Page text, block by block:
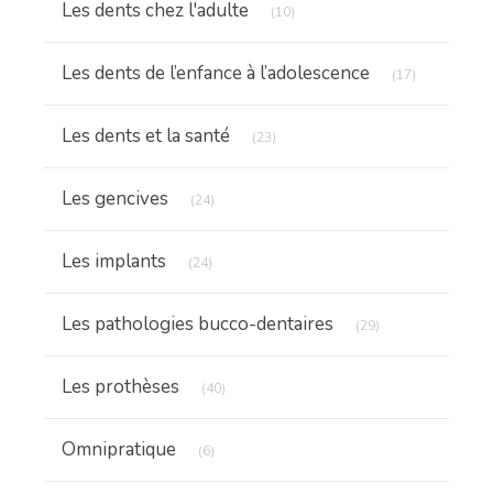
Les dents chez l'adulte (10)
Les dents de l’enfance à l’adolescence (17)
Les dents et la santé (23)
Les gencives (24)
Les implants (24)
Les pathologies bucco-dentaires (29)
Les prothèses (40)
Omnipratique (6)